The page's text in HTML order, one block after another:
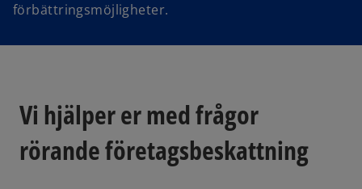
förbättringsmöjligheter.
Vi hjälper er med frågor
rörande företagsbeskattning